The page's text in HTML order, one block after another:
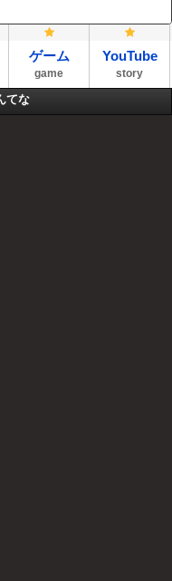
ゲーム
game
YouTube
story
てな